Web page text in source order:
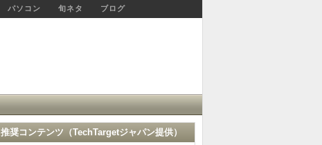
パソコン 旬ネタ ブログ
推奨コンテンツ（TechTargetジャパン提供）